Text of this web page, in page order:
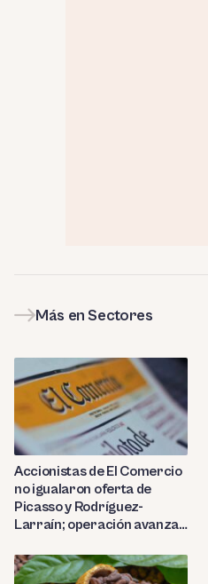
Más en Sectores
Accionistas de El Comercio
no igualaron oferta de
Picasso y Rodríguez-
Larraín; operación avanza